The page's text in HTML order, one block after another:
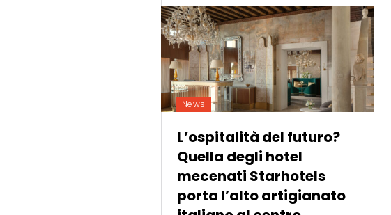
News
L’ospitalità del futuro?
Quella degli hotel
mecenati Starhotels
porta l’alto artigianato